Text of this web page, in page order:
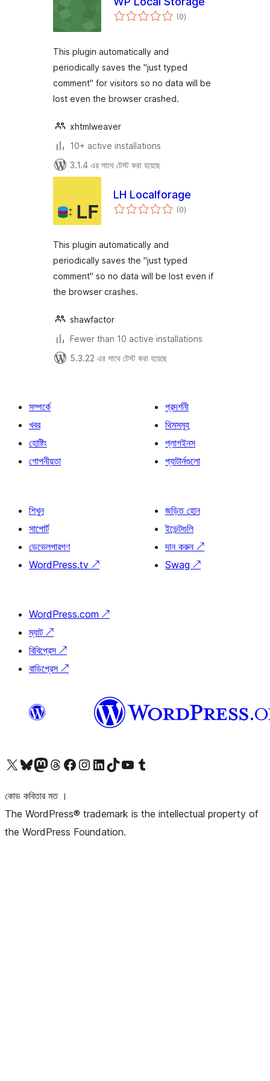
(0total
ratings
)
This plugin automatically and
periodically saves the "just typed
comment" for visitors so no data will be
lost even the browser crashed.
xhtmlweaver
10+ active installations
3.1.4 এর সাথে টেস্ট করা হয়েছে
LH Localforage
(0total
ratings
)
This plugin automatically and
periodically saves the "just typed
comment" so no data will be lost even if
the browser crashes.
shawfactor
Fewer than 10 active installations
5.3.22 এর সাথে টেস্ট করা হয়েছে
সম্পর্কে
খবর
হোষ্টিং
গোপনীয়তা
প্রদর্শনী
থিমসমূহ
প্লাগইনস
প্যাটার্নগুলো
শিখুন
সাপোর্ট
ডেভেলপারগণ
WordPress.tv ↗
জড়িত হোন
ইভেন্টগুলি
দান করুন ↗
Swag ↗
WordPress.com ↗
ম্যাট ↗
বিবিপ্রেস ↗
বাডিপ্রেস ↗
আমাদের X (আগের টুইটার) অ্যাকাউন্টে যানআমাদের Bluesky অ্যাকাউন্টটি দেখুনআমাদের মাস্টোডন অ্যাকাউন্টটি দেখুনআমাদের থ্রেডস অ্যাকাউন্টটি দেখুনআমাদের ফেসবুক পেজ দেখুনআমাদের ইন্সটাগ্রাম অ্যাকাউন্ট দেখুনআমাদের লিঙ্কডইন অ্যাকাউন্টে যানআমাদের TikTok অ্যাকাউন্টটি দেখুনআমাদের ইউটিউব চ্যানেলে যান আমাদের টাম্বলার অ্যাকাউন্ট দেখুন
কোড কবিতার মত ।
The WordPress® trademark is the intellectual property of
the WordPress Foundation.